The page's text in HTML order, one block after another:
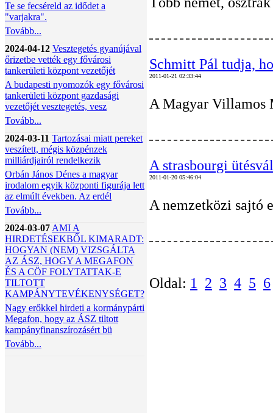
Te se fecséreld az idődet a
"varjakra".
Tovább...
2024-04-12 Vesztegetés gyanújával
őrizetbe vették egy fővárosi
tankerületi központ vezetőjét
A budapesti nyomozók egy fővárosi
tankerületi központ gazdasági
vezetőjét vesztegetés, vesz
Tovább...
2024-03-11 Tartozásai miatt pereket
veszített, mégis közpénzek
milliárdjairól rendelkezik
Orbán János Dénes a magyar
irodalom egyik központi figurája lett
az elmúlt években. Az erdél
Tovább...
2024-03-07 AMI A
HIRDETÉSEKBŐL KIMARADT:
HOGYAN (NEM) VIZSGÁLTA
AZ ÁSZ, HOGY A MEGAFON
ÉS A CÖF FOLYTATTAK-E
TILTOTT
KAMPÁNYTEVÉKENYSÉGET?
Nagy erőkkel hirdeti a kormánypárti
Megafon, hogy az ÁSZ tiltott
kampányfinanszírozásért bü
Tovább...
Schmitt Pál tudja,
2011-01-21 02:33:44
A Magyar Villamos
A strasbourgi
2011-01-20 05:46:04
A nemzetközi sajtó
Oldal: 1 2 3 4 5 6